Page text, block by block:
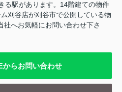
る駅があります。14階建ての物件
刈谷店が刈谷市で公開している物
へお気軽にお問い合わせ下さ
からお問い合わせ